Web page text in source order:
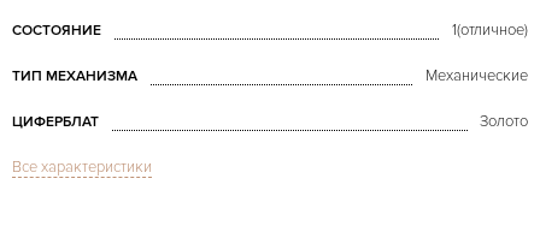
СОСТОЯНИЕ 1(отличное)
ТИП МЕХАНИЗМА Механические
ЦИФЕРБЛАТ Золото
СТЕКЛО
Все характеристики